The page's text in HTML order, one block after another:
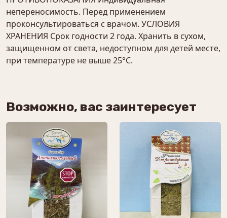
непереносимость. Перед применением
проконсультироваться с врачом. УСЛОВИЯ
ХРАНЕНИЯ Срок годности 2 года. Хранить в сухом,
защищенном от света, недоступном для детей месте,
при температуре не выше 25°С.
Возможно, вас заинтересует